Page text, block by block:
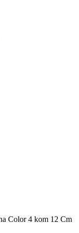
Color 4 kom 12 Cm